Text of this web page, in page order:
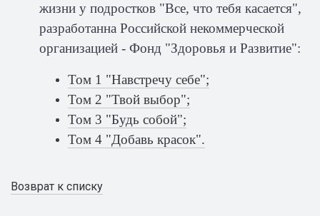
жизни у подростков "Все, что тебя касается",
разработанна Российской некоммерческой
организацией - Фонд "Здоровья и Развитие":
Том 1 "Навстречу себе";
Том 2 "Твой выбор";
Том 3 "Будь собой";
Том 4 "Добавь красок".
Возврат к списку